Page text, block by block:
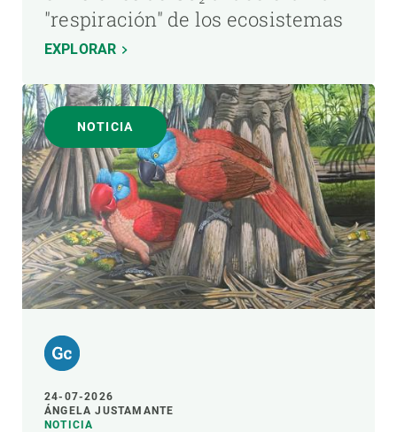
"respiración" de los ecosistemas
EXPLORAR
NOTICIA
24-07-2026
ÁNGELA JUSTAMANTE
NOTICIA